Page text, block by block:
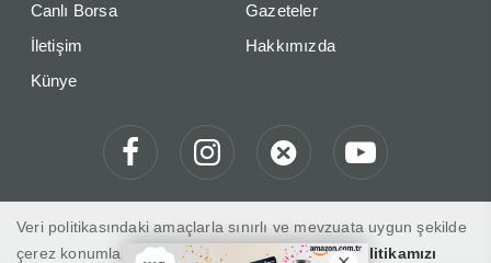
Canlı Borsa
Gazeteler
İletişim
Hakkımızda
Künye
Veri politikasındaki amaçlarla sınırlı ve mevzuata uygun şekilde
çerez konumlandırmaktayız. Detaylar içinveri politikamızı